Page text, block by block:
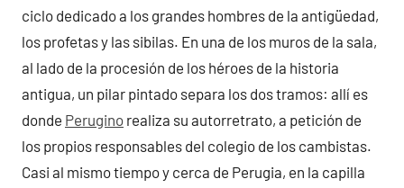
ciclo dedicado a los grandes hombres de la antigüedad,
los profetas y las sibilas. En una de los muros de la sala,
al lado de la procesión de los héroes de la historia
antigua, un pilar pintado separa los dos tramos: allí es
donde Perugino realiza su autorretrato, a petición de
los propios responsables del colegio de los cambistas.
Casi al mismo tiempo y cerca de Perugia, en la capilla